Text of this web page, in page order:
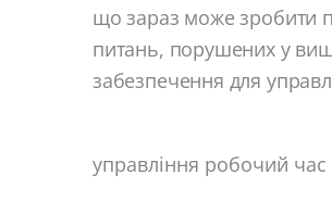
що зараз може зробити
питань, порушених у
забезпечення для
управління робочий час